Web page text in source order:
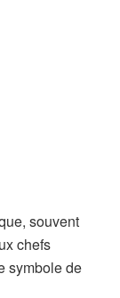
souvent
chefs
symbole de